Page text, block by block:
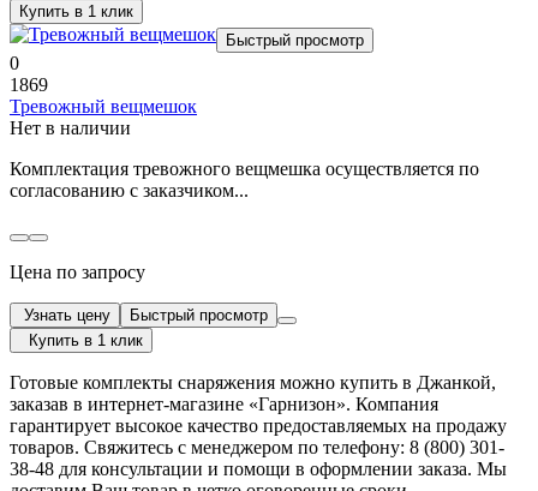
Купить в 1 клик
Быстрый просмотр
0
1869
Тревожный вещмешок
Нет в наличии
Комплектация тревожного вещмешка осуществляется по
согласованию с заказчиком...
Цена по запросу
Узнать цену
Быстрый просмотр
Купить в 1 клик
Готовые комплекты снаряжения можно купить в Джанкой,
заказав в интернет-магазине «Гарнизон». Компания
гарантирует высокое качество предоставляемых на продажу
товаров. Свяжитесь с менеджером по телефону: 8 (800) 301-
38-48 для консультации и помощи в оформлении заказа. Мы